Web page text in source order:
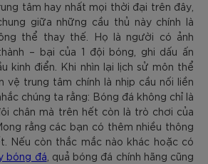
tâm hay nhất mọi thời đại trên đây,
giữa những cầu thủ này chính là
thể thay thế. Họ là người có ảnh
– bại của 1 đội bóng, ghi dấu ấn
kinh điển. Khi nhìn lại lịch sử môn thể
vệ trung tâm chính là nhịp cầu nối liền
chúng ta rằng: Bóng đá không chỉ là
chân mà trên hết còn là trò chơi của
rằng các bạn có thêm nhiều thông
Nếu còn thắc mắc nào khác hoặc có
bóng đá , quả bóng đá chính hãng cũng